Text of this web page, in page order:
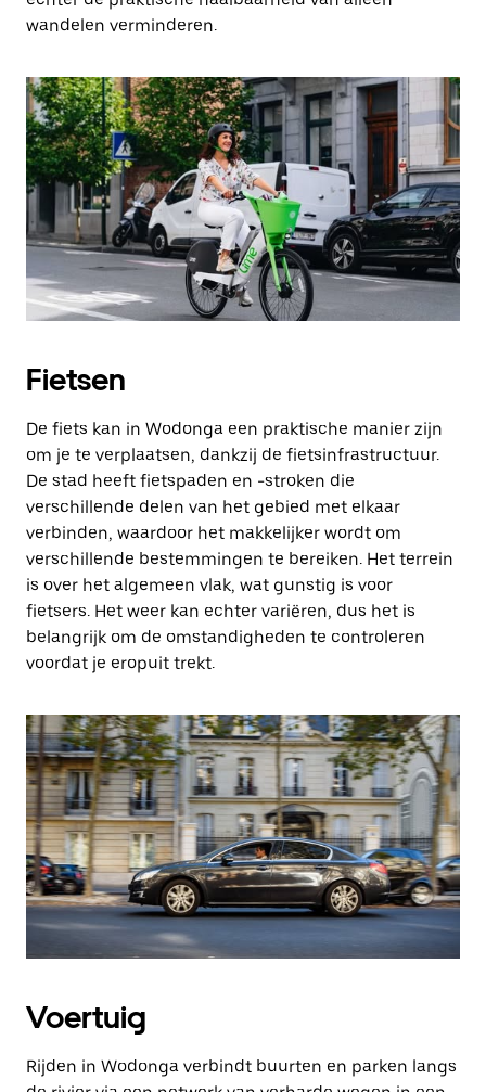
wandelen verminderen.
Fietsen
De fiets kan in Wodonga een praktische manier zijn
om je te verplaatsen, dankzij de fietsinfrastructuur.
De stad heeft fietspaden en -stroken die
verschillende delen van het gebied met elkaar
verbinden, waardoor het makkelijker wordt om
verschillende bestemmingen te bereiken. Het terrein
is over het algemeen vlak, wat gunstig is voor
fietsers. Het weer kan echter variëren, dus het is
belangrijk om de omstandigheden te controleren
voordat je eropuit trekt.
Voertuig
Rijden in Wodonga verbindt buurten en parken langs